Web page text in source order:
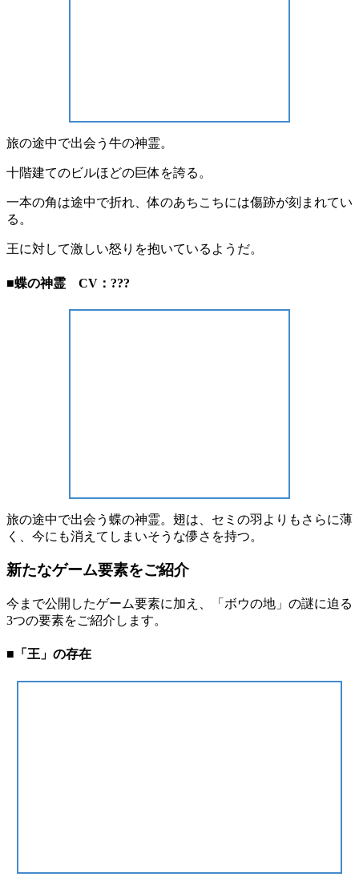
旅の途中で出会う牛の神霊。
十階建てのビルほどの巨体を誇る。
一本の角は途中で折れ、体のあちこちには傷跡が刻まれてい
る。
王に対して激しい怒りを抱いているようだ。
■蝶の神霊 CV：???
旅の途中で出会う蝶の神霊。翅は、セミの羽よりもさらに薄
く、今にも消えてしまいそうな儚さを持つ。
新たなゲーム要素をご紹介
今まで公開したゲーム要素に加え、「ボウの地」の謎に迫る
3つの要素をご紹介します。
■「王」の存在